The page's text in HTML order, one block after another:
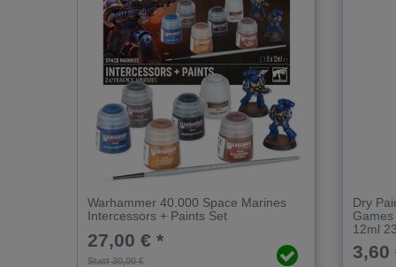
Warhammer 40.000 Space Marines
Intercessors + Paints Set
Statt 30,00 €
27,00 € *
Dry
12ml
3,60